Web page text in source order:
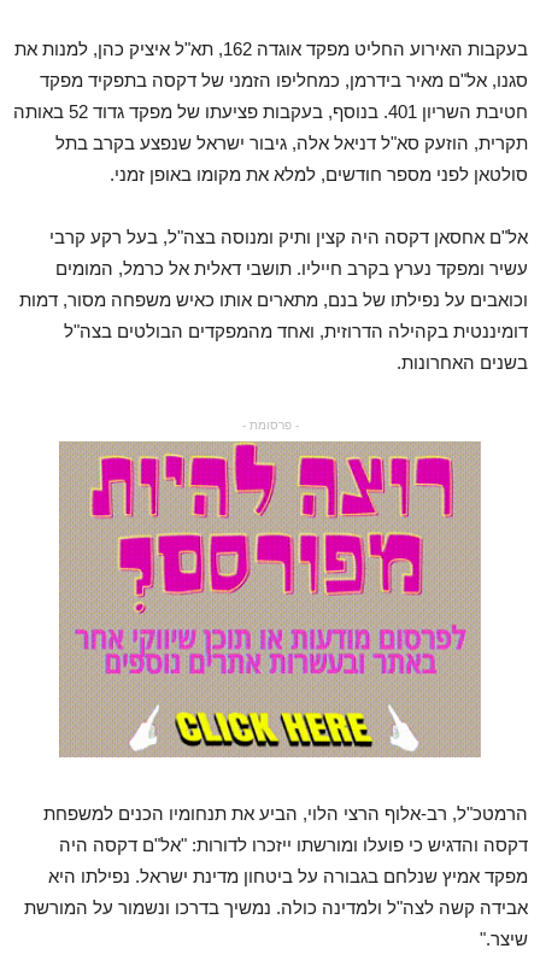
בעקבות האירוע החליט מפקד אוגדה 162, תא"ל איציק כהן, למנות את
סגנו, אל"ם מאיר בידרמן, כמחליפו הזמני של דקסה בתפקיד מפקד
חטיבת השריון 401. בנוסף, בעקבות פציעתו של מפקד גדוד 52 באותה
תקרית, הוזעק סא"ל דניאל אלה, גיבור ישראל שנפצע בקרב בתל
סולטאן לפני מספר חודשים, למלא את מקומו באופן זמני.
אל"ם אחסאן דקסה היה קצין ותיק ומנוסה בצה"ל, בעל רקע קרבי
עשיר ומפקד נערץ בקרב חייליו. תושבי דאלית אל כרמל, המומים
וכואבים על נפילתו של בנם, מתארים אותו כאיש משפחה מסור, דמות
דומיננטית בקהילה הדרוזית, ואחד מהמפקדים הבולטים בצה"ל
בשנים האחרונות.
- פרסומת -
הרמטכ"ל, רב-אלוף הרצי הלוי, הביע את תנחומיו הכנים למשפחת
דקסה והדגיש כי פועלו ומורשתו ייזכרו לדורות: "אל"ם דקסה היה
מפקד אמיץ שנלחם בגבורה על ביטחון מדינת ישראל. נפילתו היא
אבידה קשה לצה"ל ולמדינה כולה. נמשיך בדרכו ונשמור על המורשת
שיצר."